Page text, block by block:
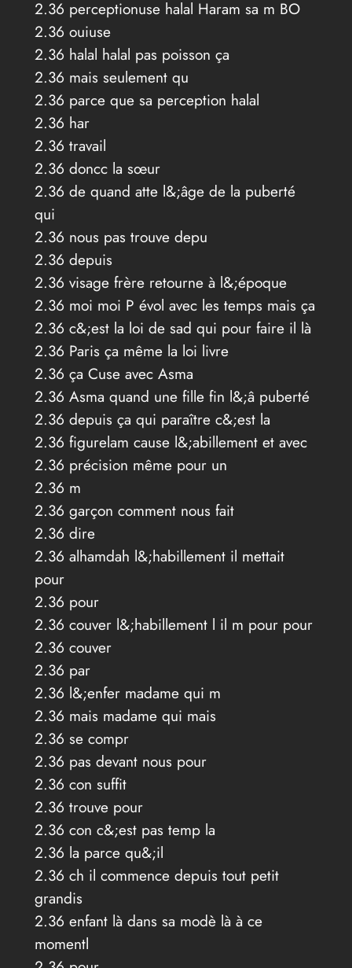
2.36 perceptionuse halal Haram sa m BO
2.36 ouiuse
2.36 halal halal pas poisson ça
2.36 mais seulement qu
2.36 parce que sa perception halal
2.36 har
2.36 travail
2.36 doncc la sœur
2.36 de quand atte l&;âge de la puberté
qui
2.36 nous pas trouve depu
2.36 depuis
2.36 visage frère retourne à l&;époque
2.36 moi moi P évol avec les temps mais ça
2.36 c&;est la loi de sad qui pour faire il là
2.36 Paris ça même la loi livre
2.36 ça Cuse avec Asma
2.36 Asma quand une fille fin l&;â puberté
2.36 depuis ça qui paraître c&;est la
2.36 figurelam cause l&;abillement et avec
2.36 précision même pour un
2.36 m
2.36 garçon comment nous fait
2.36 dire
2.36 alhamdah l&;habillement il mettait
pour
2.36 pour
2.36 couver l&;habillement l il m pour pour
2.36 couver
2.36 par
2.36 l&;enfer madame qui m
2.36 mais madame qui mais
2.36 se compr
2.36 pas devant nous pour
2.36 con suffit
2.36 trouve pour
2.36 con c&;est pas temp la
2.36 la parce qu&;il
2.36 ch il commence depuis tout petit
grandis
2.36 enfant là dans sa modè là à ce
momentl